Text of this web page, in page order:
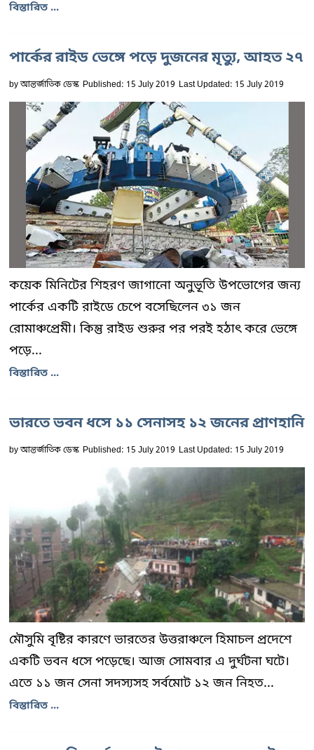
বিস্তারিত ...
পার্কের রাইড ভেঙ্গে পড়ে দুজনের মৃত্যু, আহত ২৭
byআন্তর্জাতিক ডেস্ক Published: 15 July 2019 Last Updated: 15 July 2019
কয়েক মিনিটের শিহরণ জাগানো অনুভূতি উপভোগের জন্য
পার্কের একটি রাইডে চেপে বসেছিলেন ৩১ জন
রোমাঞ্চপ্রেমী। কিন্তু রাইড শুরুর পর পরই হঠাৎ করে ভেঙ্গে
পড়ে...
বিস্তারিত ...
ভারতে ভবন ধসে ১১ সেনাসহ ১২ জনের প্রাণহানি
byআন্তর্জাতিক ডেস্ক Published: 15 July 2019 Last Updated: 15 July 2019
মৌসুমি বৃষ্টির কারণে ভারতের উত্তরাঞ্চলে হিমাচল প্রদেশে
একটি ভবন ধসে পড়েছে। আজ সোমবার এ দুর্ঘটনা ঘটে।
এতে ১১ জন সেনা সদস্যসহ সর্বমোট ১২ জন নিহত...
বিস্তারিত ...